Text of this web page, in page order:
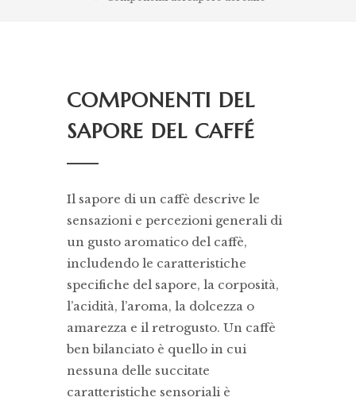
COMPONENTI DEL
SAPORE DEL CAFFÉ
Il sapore di un caffè descrive le
sensazioni e percezioni generali di
un gusto aromatico del caffè,
includendo le caratteristiche
specifiche del sapore, la corposità,
l’acidità, l’aroma, la dolcezza o
amarezza e il retrogusto. Un caffè
ben bilanciato è quello in cui
nessuna delle succitate
caratteristiche sensoriali è